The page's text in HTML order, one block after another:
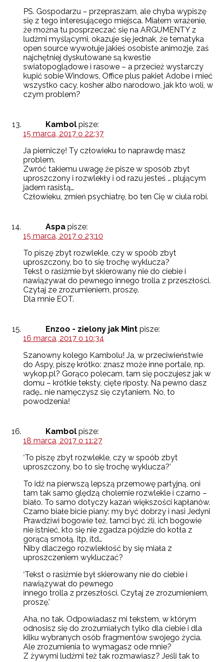
PS. Gospodarzu – przepraszam, ale chyba wypiszę
się z tego interesującego miejsca. Miałem wrażenie,
że można tu posprzeczać się na ARGUMENTY z
ludźmi myślącymi, okazuje się jednak, że tematyka
open source wywołuje jakieś osobiste animozje, zaś
najchętniej dyskutowane są kwestie
swiatopoglądowe i rasowe – a przecież wystarczy
kupić sobie Windows, Office plus pakiet Adobe i mieć
wszystko cacy, kosher albo narodowo, jak kto woli, w
czym problem?
Kambol pisze:
15 marca, 2017 o 22:37
Ja pierniczę! Ty człowieku to naprawdę masz
problem.
Zwróć takiemu uwagę że pisze w sposób zbyt
uproszczony i rozwlekły i od razu jesteś … plującym
jadem rasistą…
Człowieku, zmień psychiatrę, bo ten Cię w ciula robi.
Aspa pisze:
15 marca, 2017 o 23:10
To piszę zbyt rozwlekle, czy w spoób zbyt
uproszczony, bo to się trochę wyklucza?
Tekst o rasiźmie był skierowany nie do ciebie i
nawiązywał do pewnego innego trolla z przeszłości.
Czytaj ze zrozumieniem, proszę.
Dla mnie EOT.
Enzoo - zielony jak Mint pisze:
16 marca, 2017 o 10:34
Szanowny kolego Kambolu! Ja, w przeciwieństwie
do Aspy, piszę krótko: znasz może inne portale, np.
wykop.pl? Gorąco polecam, tam się poczujesz jak w
domu – krótkie teksty, cięte riposty. Na pewno dasz
radę… nie namęczysz się czytaniem. No, to
powodzenia!
Kambol pisze:
18 marca, 2017 o 11:27
‘To piszę zbyt rozwlekle, czy w spoób zbyt
uproszczony, bo to się trochę wyklucza?’
To idź na pierwszą lepszą przemowę partyjną, oni
tam tak samo ględzą cholernie rozwlekle i czarno –
biało. To samo dotyczy kazań większości kapłanów.
Czarno białe bicie piany: my być dobrzy i nasi Jedyni
Prawdziwi bogowie też, tamci być źli, ich bogowie
nie istnieć, kto się nie zgadza pójdzie do kotła z
gorącą smołą. Itp, itd…
Niby dlaczego rozwlekłość by się miała z
uproszczeniem wykluczać?
‘Tekst o rasiźmie był skierowany nie do ciebie i
nawiązywał do pewnego
innego trolla z przeszłości. Czytaj ze zrozumieniem,
proszę.’
Aha, no tak. Odpowiadasz mi tekstem, w którym
odnosisz się do zrozumiałych tylko dla ciebie i dla
kilku wybranych osób fragmentów swojego życia.
Ale zrozumienia to wymagasz ode mnie?
Z żywymi ludźmi też tak rozmawiasz? Jeśli tak to